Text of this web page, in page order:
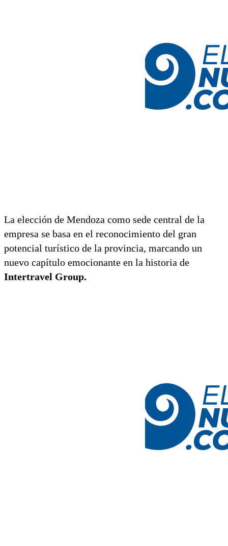
La elección de Mendoza como sede central de la
empresa se basa en el reconocimiento del gran
potencial turístico de la provincia, marcando un
nuevo capítulo emocionante en la historia de
Intertravel Group.